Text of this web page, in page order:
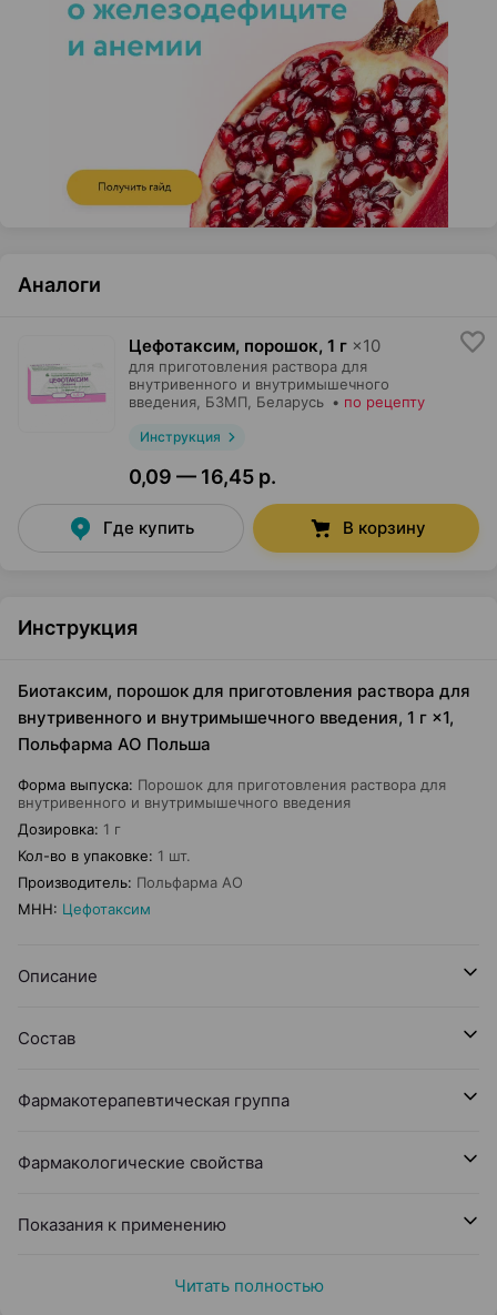
Аналоги
Цефотаксим, порошок, 1 г ×10
для приготовления раствора для
внутривенного и внутримышечного
введения, БЗМП , Беларусь • по рецепту
Инструкция
0,09 — 16,45 р.
Где купить В корзину
Инструкция
Биотаксим, порошок для приготовления раствора для
внутривенного и внутримышечного введения, 1 г ×1,
Польфарма AO Польша
Форма выпуска: Порошок для приготовления раствора для
внутривенного и внутримышечного введения
Дозировка: 1 г
Кол-во в упаковке: 1 шт.
Производитель: Польфарма AO
МНН: Цефотаксим
Описание
Состав
Фармакотерапевтическая группа
Фармакологические свойства
Показания к применению
Читать полностью